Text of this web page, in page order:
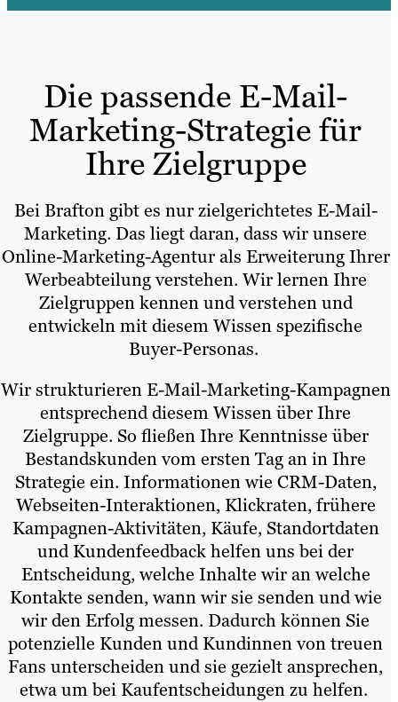
Die passende E-Mail-
Marketing-Strategie für
Ihre Zielgruppe
Bei Brafton gibt es nur zielgerichtetes E-Mail-
Marketing. Das liegt daran, dass wir unsere
Online-Marketing-Agentur als Erweiterung Ihrer
Werbeabteilung verstehen. Wir lernen Ihre
Zielgruppen kennen und verstehen und
entwickeln mit diesem Wissen spezifische
Buyer-Personas.
Wir strukturieren E-Mail-Marketing-Kampagnen
entsprechend diesem Wissen über Ihre
Zielgruppe. So fließen Ihre Kenntnisse über
Bestandskunden vom ersten Tag an in Ihre
Strategie ein. Informationen wie CRM-Daten,
Webseiten-Interaktionen, Klickraten, frühere
Kampagnen-Aktivitäten, Käufe, Standortdaten
und Kundenfeedback helfen uns bei der
Entscheidung, welche Inhalte wir an welche
Kontakte senden, wann wir sie senden und wie
wir den Erfolg messen. Dadurch können Sie
potenzielle Kunden und Kundinnen von treuen
Fans unterscheiden und sie gezielt ansprechen,
etwa um bei Kaufentscheidungen zu helfen.